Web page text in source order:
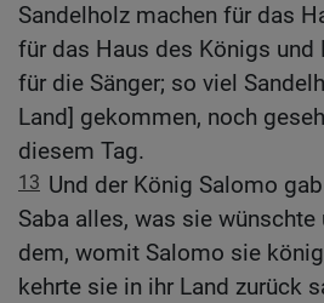
Sandelholz machen für das
für das Haus des Königs und
für die Sänger; so viel
Land] gekommen, noch
diesem Tag.
13 Und der König Salomo
Saba alles, was sie wünschte
dem, womit Salomo sie
kehrte sie in ihr Land zurück